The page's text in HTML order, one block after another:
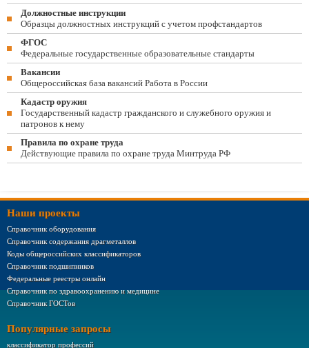
Должностные инструкции
Образцы должностных инструкций с учетом профстандартов
ФГОС
Федеральные государственные образовательные стандарты
Вакансии
Общероссийская база вакансий Работа в России
Кадастр оружия
Государственный кадастр гражданского и служебного оружия и
патронов к нему
Правила по охране труда
Действующие правила по охране труда Минтруда РФ
Наши проекты
Справочник оборудования
Справочник содержания драгметаллов
Коды общероссийских классификаторов
Справочник подшипников
Федеральные реестры онлайн
Справочник по здравоохранению и медицине
Справочник ГОСТов
Популярные запросы
классификатор профессий